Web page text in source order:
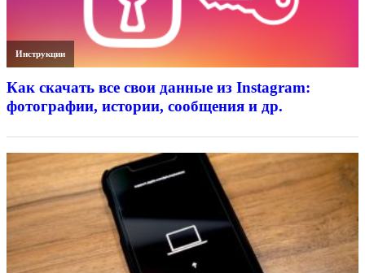
Инструкции
Как скачать все свои данные из Instagram:
фотографии, истории, сообщения и др.